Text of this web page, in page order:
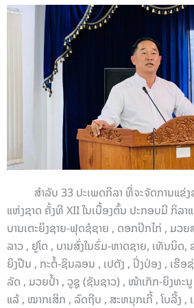
ສຳລັບ 33 ປະເພດກິລາ ທີ່ຈະຈັດການແຂ່ງຂັ
ແຫ່ງຊາດ ຄັ້ງທີ XII ໃນເບື້ອງຕົ້ນ ປະກອບມີ ກິລາ
ບານເຕະຍິງຊາຍ-ຟຸດຊໍຊາຍ , ດອກປິກໄກ່ , ມວ
ລາວ , ຢູໂດ , ບານສົ່ງໃນຮົ່ມ-ຫາດຊາຍ, ເທັນນິດ
ຍິງປືນ , ກະຕໍ້-ຊິນລອນ , ເປຕັງ , ປິ່ງປ່ອງ , ເຮືອ
ລັດ , ມວຍປ້ຳ , ວູຊູ (ຊັນຊາວ) , ໜ້າເກັກ-ຍິງທ
ແລ້ , ໝາກເສິກ , ລົດຖີບ , ສະຫນຸກເກີ້ , ໂບລີ້ງ ,